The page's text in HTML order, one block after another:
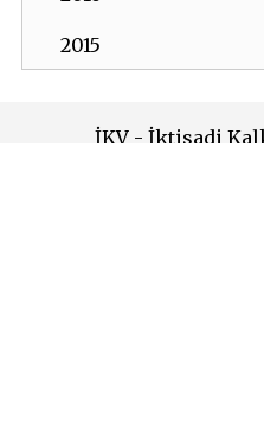
2015
2013İKV - İktisadi